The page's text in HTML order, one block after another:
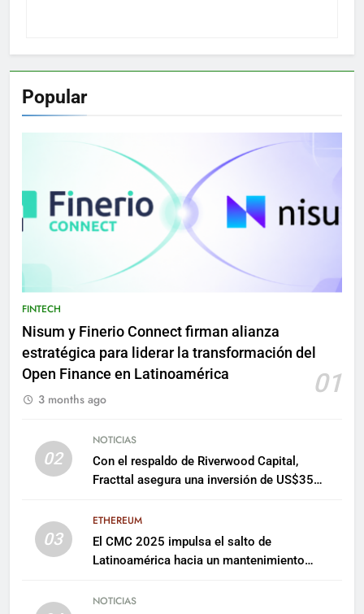
Popular
FINTECH
Nisum y Finerio Connect firman alianza
estratégica para liderar la transformación del
Open Finance en Latinoamérica
01
3 months ago
02
NOTICIAS
Con el respaldo de Riverwood Capital,
Fracttal asegura una inversión de US$35
03
ETHEREUM
El CMC 2025 impulsa el salto de
Latinoamérica hacia un mantenimiento
NOTICIAS